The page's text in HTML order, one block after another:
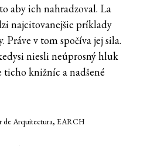
aby ich nahradzoval. La
najcitovanejšie príklady
v tom spočíva jej sila.
niesli neúprosný hluk
knižníc a nadšené
de Arquitectura, EARCH